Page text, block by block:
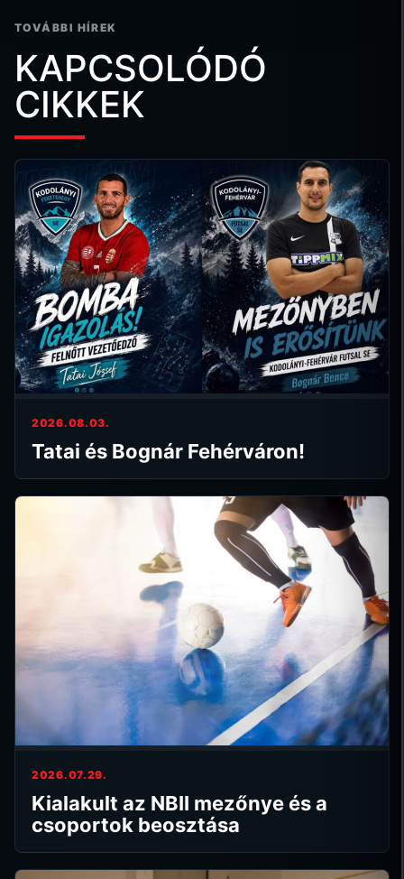
TOVÁBBI HÍREK
KAPCSOLÓDÓ
CIKKEK
2026.08.03.
Tatai és Bognár Fehérváron!
2026.07.29.
Kialakult az NBII mezőnye és a
csoportok beosztása